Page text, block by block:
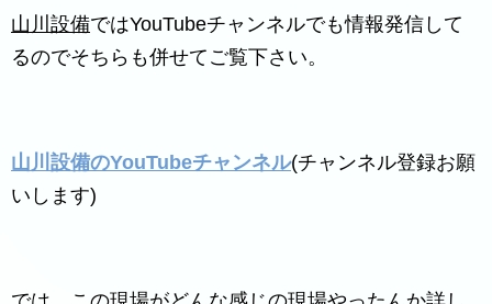
山川設備ではYouTubeチャンネルでも情報発信して
るのでそちらも併せてご覧下さい。
山川設備のYouTubeチャンネル(チャンネル登録お願
いします)